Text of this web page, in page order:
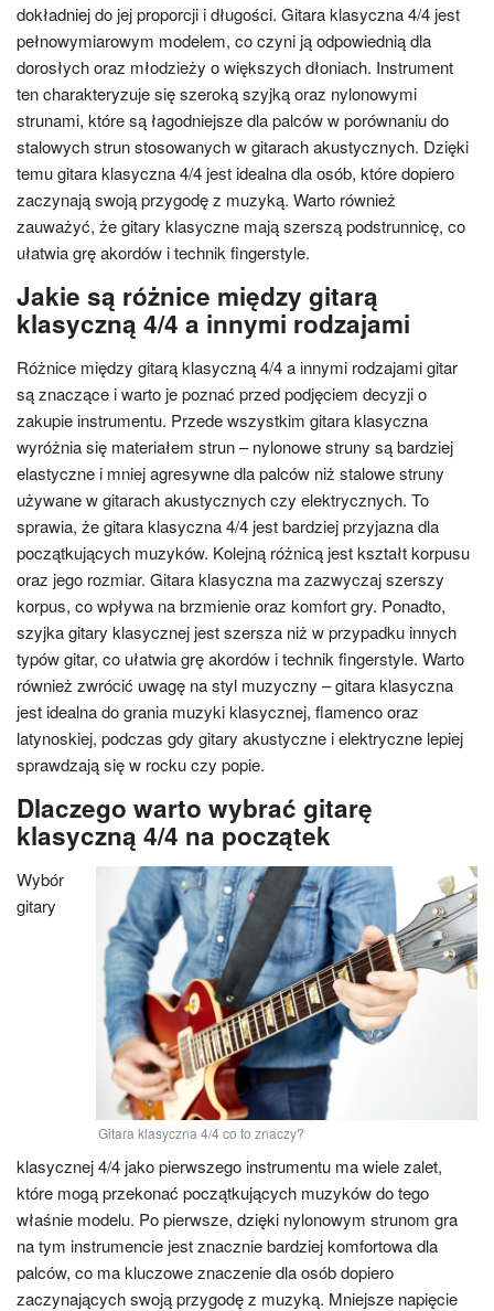
dokładniej do jej proporcji i długości. Gitara klasyczna 4/4 jest
pełnowymiarowym modelem, co czyni ją odpowiednią dla
dorosłych oraz młodzieży o większych dłoniach. Instrument
ten charakteryzuje się szeroką szyjką oraz nylonowymi
strunami, które są łagodniejsze dla palców w porównaniu do
stalowych strun stosowanych w gitarach akustycznych. Dzięki
temu gitara klasyczna 4/4 jest idealna dla osób, które dopiero
zaczynają swoją przygodę z muzyką. Warto również
zauważyć, że gitary klasyczne mają szerszą podstrunnicę, co
ułatwia grę akordów i technik fingerstyle.
Jakie są różnice między gitarą
klasyczną 4/4 a innymi rodzajami
Różnice między gitarą klasyczną 4/4 a innymi rodzajami gitar
są znaczące i warto je poznać przed podjęciem decyzji o
zakupie instrumentu. Przede wszystkim gitara klasyczna
wyróżnia się materiałem strun – nylonowe struny są bardziej
elastyczne i mniej agresywne dla palców niż stalowe struny
używane w gitarach akustycznych czy elektrycznych. To
sprawia, że gitara klasyczna 4/4 jest bardziej przyjazna dla
początkujących muzyków. Kolejną różnicą jest kształt korpusu
oraz jego rozmiar. Gitara klasyczna ma zazwyczaj szerszy
korpus, co wpływa na brzmienie oraz komfort gry. Ponadto,
szyjka gitary klasycznej jest szersza niż w przypadku innych
typów gitar, co ułatwia grę akordów i technik fingerstyle. Warto
również zwrócić uwagę na styl muzyczny – gitara klasyczna
jest idealna do grania muzyki klasycznej, flamenco oraz
latynoskiej, podczas gdy gitary akustyczne i elektryczne lepiej
sprawdzają się w rocku czy popie.
Dlaczego warto wybrać gitarę
klasyczną 4/4 na początek
Gitara klasyczna 4/4 co to znaczy?
Wybór
gitary
klasycznej 4/4 jako pierwszego instrumentu ma wiele zalet,
które mogą przekonać początkujących muzyków do tego
właśnie modelu. Po pierwsze, dzięki nylonowym strunom gra
na tym instrumencie jest znacznie bardziej komfortowa dla
palców, co ma kluczowe znaczenie dla osób dopiero
zaczynających swoją przygodę z muzyką. Mniejsze napięcie